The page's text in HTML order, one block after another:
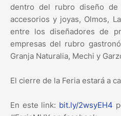
dentro del rubro diseño de
accesorios y joyas, Olmos,
entre los diseñadores de
empresas del rubro
Granja Naturalia, Mechi y
El cierre de la Feria estará a
En este link: bit.ly/2wsyEH4